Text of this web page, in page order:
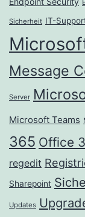
Sicherheit IT-
Message
Server
Microsoft Teams
365 Office
regedit
Sharepoint
Updates